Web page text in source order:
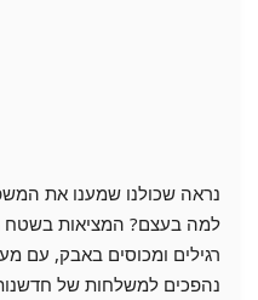
נראה שכולנו שמענו את
למה בעצם? המציאות בשטח
רגילים ומכוסים באבק, עם
נהפכים למשלחות של